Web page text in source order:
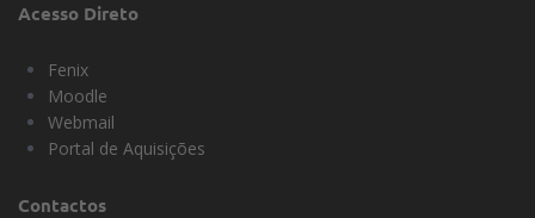
Acesso Direto
Fenix
Moodle
Webmail
Portal de Aquisições
Contactos